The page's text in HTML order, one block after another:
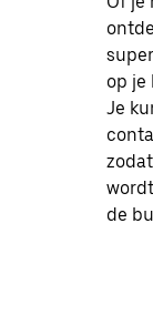
op je
Je
de